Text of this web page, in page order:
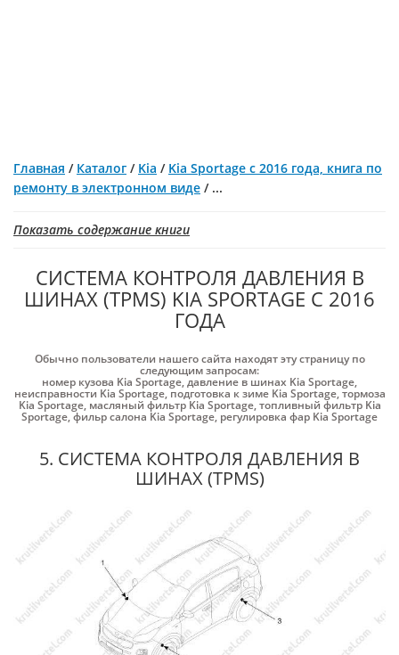
Главная / Каталог / Kia / Kia Sportage с 2016 года, книга по
ремонту в электронном виде / ...
Показать содержание книги
СИСТЕМА КОНТРОЛЯ ДАВЛЕНИЯ В
ШИНАХ (TPMS) KIA SPORTAGE С 2016
ГОДА
Обычно пользователи нашего сайта находят эту страницу по
следующим запросам:
номер кузова Kia Sportage,давление в шинах Kia Sportage,
неисправности Kia Sportage,подготовка к зиме Kia Sportage,тормоза
Kia Sportage, масляный фильтр Kia Sportage,топливный фильтр Kia
Sportage,фильр салона Kia Sportage, регулировка фар Kia Sportage
5. СИСТЕМА КОНТРОЛЯ ДАВЛЕНИЯ В
ШИНАХ (TPMS)